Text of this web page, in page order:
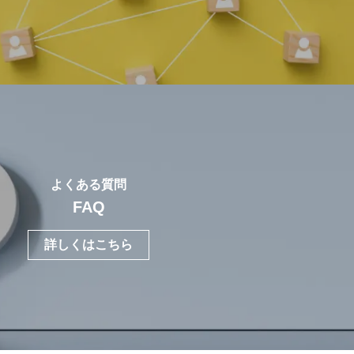
よくある質問
FAQ
詳しくはこちら